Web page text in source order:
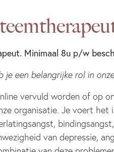
Minimaal 8u p/w
een belangrijke rol in
vervuld worden of op
organisatie. Je voert
van depressie,